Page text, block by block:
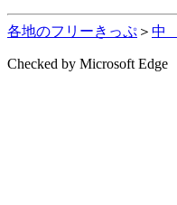
各地のフリーきっぷ ＞ 中
Checked by Microsoft Edge